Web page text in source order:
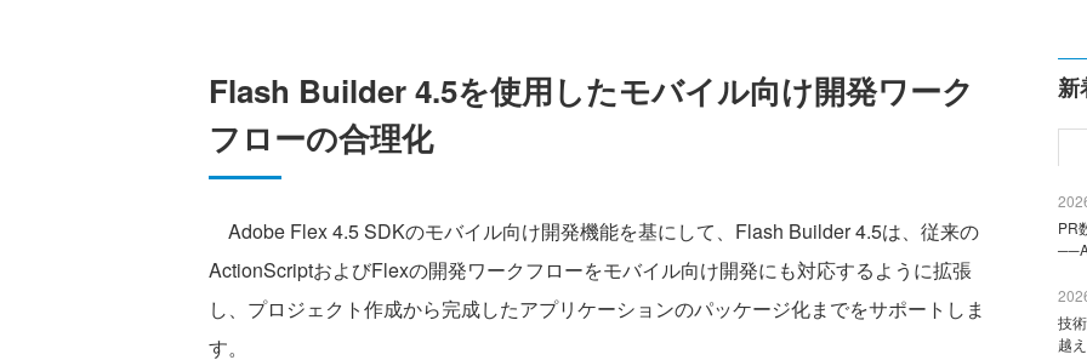
Flash Builder 4.5を使用したモバイル向け開発ワーク
フローの合理化
Adobe Flex 4.5 SDKのモバイル向け開発機能を基にして、Flash Builder 4.5は、従来の
ActionScriptおよびFlexの開発ワークフローをモバイル向け開発にも対応するように拡張
し、プロジェクト作成から完成したアプリケーションのパッケージ化までをサポートしま
す。
新
PR
技
越